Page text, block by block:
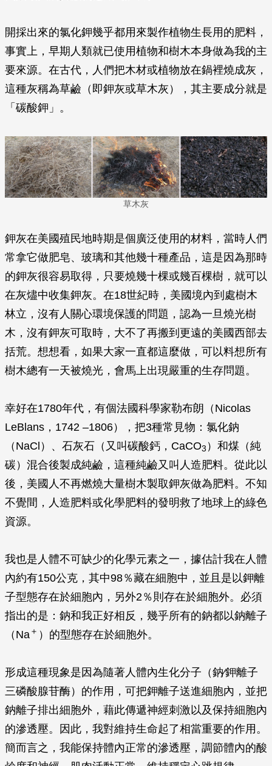
開採出來的氯化鉀幾乎都用來製作植物生長用的肥料，
事實上，早期人類就已使用植物和樹木本身做為我的主
要來源。在古代，人們把木材或植物放在鍋裡燒成灰，
這種灰稱為草鹼（即鉀灰或草木灰），其主要成分就是
「碳酸鉀」。
草木灰
鉀灰在美國殖民地時期是個廣泛使用的材料，當時人們
常拿它做肥皂、玻璃和其他幾十種產品，這是因為那時
的鉀灰很容易取得，只要燒幾十棵或幾百棵樹，就可以
在灰燼中收集鉀灰。在18世紀時，美國境內到處樹木
林立，沒有人關心環境保護的問題，認為一旦燒光樹
木，沒有鉀灰可取時，大不了再搬到更遠的美國西部去
括荒。想想看，如果大家一直都這麼做，可以料想所有
樹木總有一天被燒光，會馬上出現嚴重的生存問題。
幸好在1780年代，有個法國科學家勒布朗（Nicolas
LeBlans，1742 –1806），把3種常見物：氯化鈉
（NaCl）、石灰石（又叫碳酸鈣，CaCO3 ）和煤（純
碳）混合後製成純鹼，這種純鹼又叫人造肥料。從此以
後，美國人不再燃燒大量樹木製取鉀灰做為肥料。不知
不覺間，人造肥料或化學肥料的發明救了地球上的綠色
資源。
我也是人體不可缺少的化學元素之一，據估計我在人體
內約有150公克，其中98％藏在細胞中，並且是以鉀離
子型態存在於細胞內，另外2％則存在於細胞外。必須
指出的是：鈉和我正好相反，幾乎所有的鈉都以鈉離子
（Na ＋ ）的型態存在於細胞外。
形成這種現象是因為隨著人體內生化分子（鈉∕鉀離子
三磷酸腺苷酶）的作用，可把鉀離子送進細胞內，並把
鈉離子排出細胞外，藉此傳遞神經刺激以及保持細胞內
的滲透壓。因此，我對維持生命起了相當重要的作用。
簡而言之，我能保持體內正常的滲透壓，調節體內的酸